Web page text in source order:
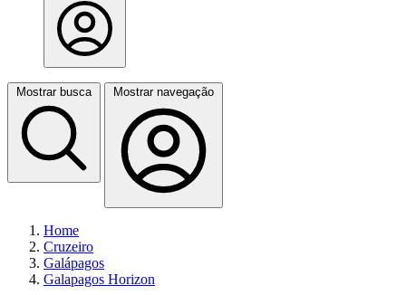
Mostrar busca Mostrar navegação
Home
Cruzeiro
Galápagos
Galapagos Horizon